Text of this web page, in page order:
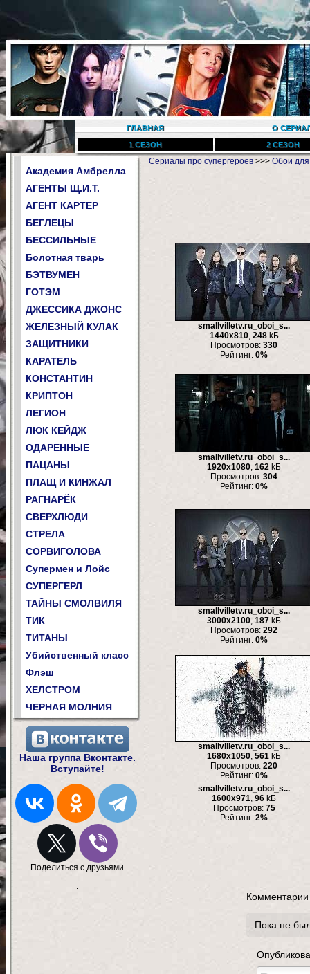
ГЛАВНАЯ
О
1 СЕЗОН
2 СЕЗОН
Академия Амбрелла
АГЕНТЫ Щ.И.Т.
АГЕНТ КАРТЕР
БЕГЛЕЦЫ
БЕССИЛЬНЫЕ
Болотная тварь
БЭТВУМЕН
ГОТЭМ
ДЖЕССИКА ДЖОНС
ЖЕЛЕЗНЫЙ КУЛАК
ЗАЩИТНИКИ
КАРАТЕЛЬ
КОНСТАНТИН
КРИПТОН
ЛЕГИОН
ЛЮК КЕЙДЖ
ОДАРЕННЫЕ
ПАЦАНЫ
ПЛАЩ И КИНЖАЛ
РАГНАРЁК
СВЕРХЛЮДИ
СТРЕЛА
СОРВИГОЛОВА
Супермен и Лойс
СУПЕРГЕРЛ
ТАЙНЫ СМОЛВИЛЯ
ТИК
ТИТАНЫ
Убийственный класс
Флэш
ХЕЛСТРОМ
ЧЕРНАЯ МОЛНИЯ
Наша группа Вконтакте.
Вступайте!
Поделиться с друзьями
.
Сериалы про супергероев >>> Обои для
smallvilletv.ru_oboi_s...
1440x810, 248kБ
Просмотров: 330
Рейтинг: 0%
smallvilletv.ru_oboi_s...
1920x1080, 162 kБ
Просмотров: 304
Рейтинг: 0%
smallvilletv.ru_oboi_s...
3000x2100, 187 kБ
Просмотров: 292
Рейтинг: 0%
smallvilletv.ru_oboi_s...
1680x1050, 561 kБ
Просмотров: 220
Рейтинг: 0%
smallvilletv.ru_oboi_s...
1600x971, 96 kБ
Просмотров: 75
Рейтинг: 2%
Комментарии
Пока не